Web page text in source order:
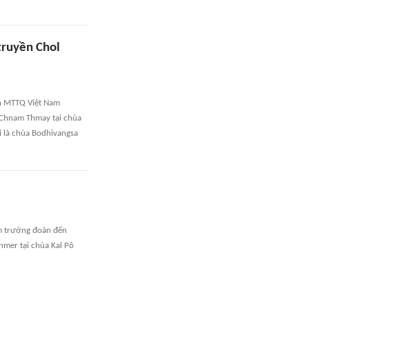
Chol
MTTQ Việt Nam
Thmay tại chùa
chùa Bodhivangsa
trưởng đoàn đến
tại chùa Kal Pô